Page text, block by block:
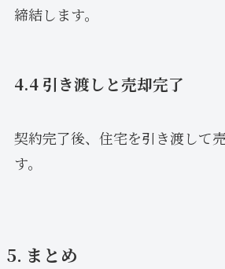
締結します。
4.4 引き渡しと売却完了
契約完了後、住宅を引き渡して
す。
5. まとめ